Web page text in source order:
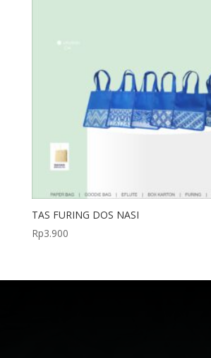
TAS FURING DOS NASI
Rp3.900